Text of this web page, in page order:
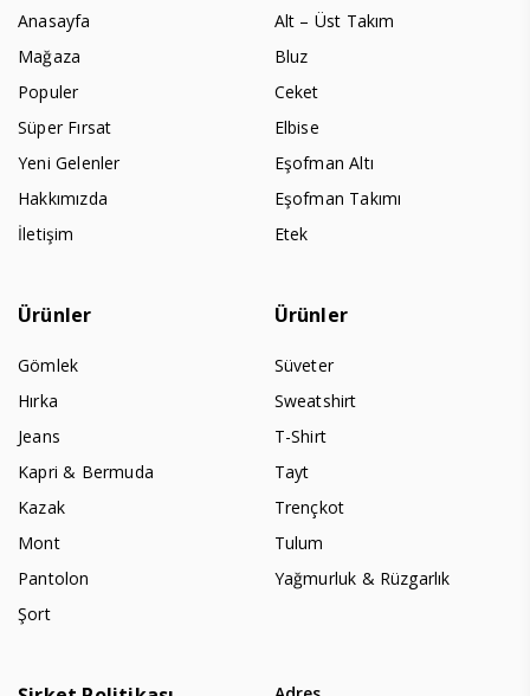
Anasayfa
Mağaza
Populer
Süper Fırsat
Yeni Gelenler
Hakkımızda
İletişim
Alt – Üst Takım
Bluz
Ceket
Elbise
Eşofman Altı
Eşofman Takımı
Etek
Ürünler
Gömlek
Hırka
Jeans
Kapri & Bermuda
Kazak
Mont
Pantolon
Şort
Ürünler
Süveter
Sweatshirt
T-Shirt
Tayt
Trençkot
Tulum
Yağmurluk & Rüzgarlık